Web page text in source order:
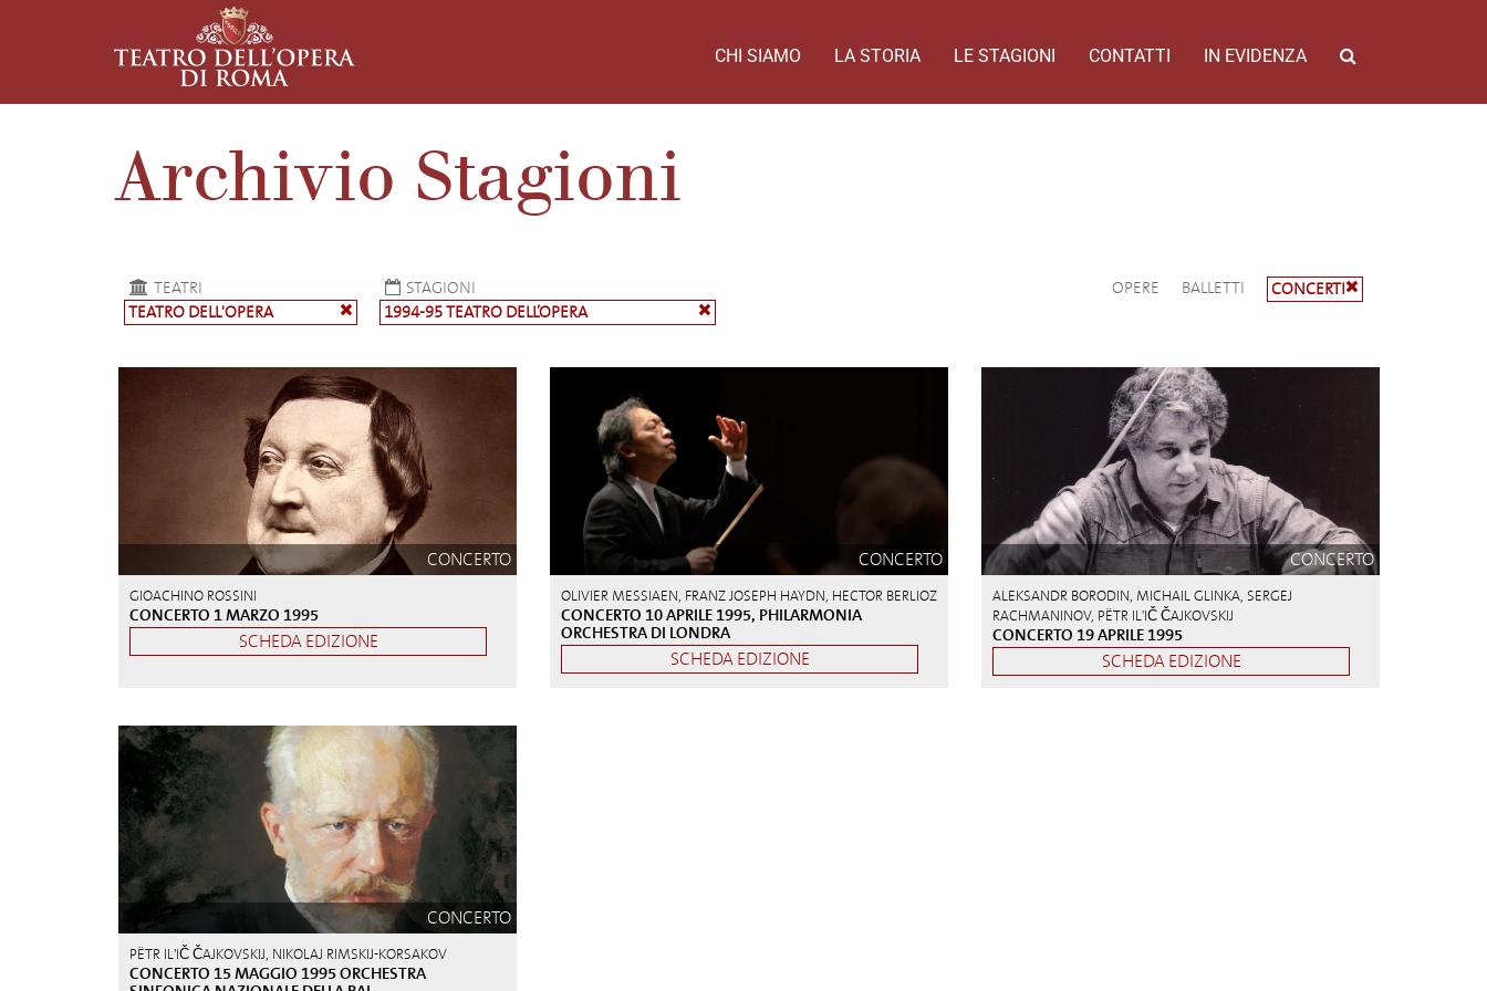
CHI SIAMO LA STORIA LE STAGIONI CONTATTI IN EVIDENZA
Archivio Stagioni
TEATRI
TEATRO DELL'OPERA
STAGIONI
1994-95 TEATRO DELL’OPERA
OPERE BALLETTI CONCERTI
CONCERTO
GIOACHINO ROSSINI
CONCERTO 1 MARZO 1995
SCHEDA EDIZIONE
CONCERTO
OLIVIER MESSIAEN, FRANZ JOSEPH HAYDN, HECTOR BERLIOZ
CONCERTO 10 APRILE 1995, PHILARMONIA
ORCHESTRA DI LONDRA
SCHEDA EDIZIONE
CONCERTO
ALEKSANDR BORODIN, MICHAIL GLINKA, SERGEJ
RACHMANINOV, PËTR IL'IČ ČAJKOVSKIJ
CONCERTO 19 APRILE 1995
SCHEDA EDIZIONE
CONCERTO
PËTR IL'IČ ČAJKOVSKIJ, NIKOLAJ RIMSKIJ-KORSAKOV
CONCERTO 15 MAGGIO 1995 ORCHESTRA